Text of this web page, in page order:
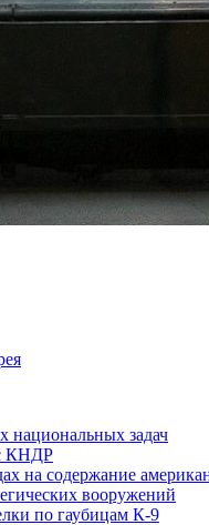
задач
КНДР
на содержание
вооружений
по гаубицам К-9